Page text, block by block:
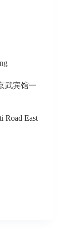
武宾馆一
Road East